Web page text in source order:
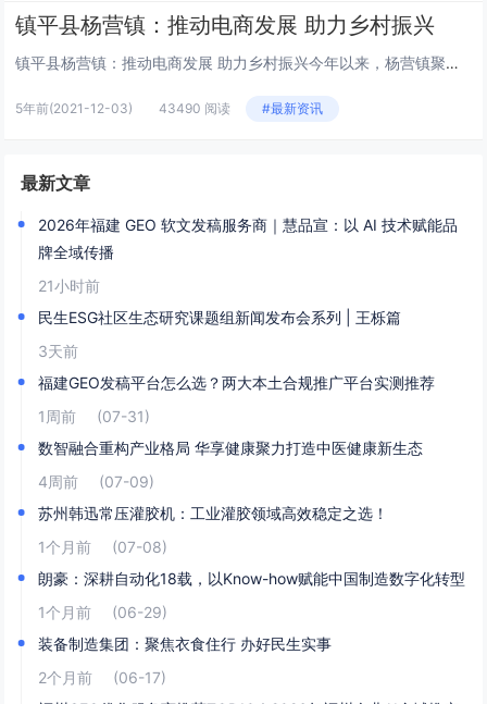
镇平县杨营镇：推动电商发展 助力乡村振兴
镇平县杨营镇：推动电商发展 助力乡村振兴今年以来，杨营镇聚焦农村电商发展，积极推进镇村电商网点建设，巩固提升农产品上行服务能力，促进农民增收，农业增效，助力乡村振兴。培育电商队伍。坚持“人才培育、模范带头、服务发展”，通过“走出去、请进来”...
5年前(2021-12-03) 43490 阅读 #最新资讯
最新文章
2026年福建 GEO 软文发稿服务商｜慧品宣：以 AI 技术赋能品
牌全域传播
21小时前
民生ESG社区生态研究课题组新闻发布会系列 | 王栎篇
3天前
福建GEO发稿平台怎么选？两大本土合规推广平台实测推荐
1周前
(07-31)
数智融合重构产业格局 华享健康聚力打造中医健康新生态
4周前
(07-09)
苏州韩迅常压灌胶机：工业灌胶领域高效稳定之选！
1个月前
(07-08)
朗豪：深耕自动化18载，以Know-how赋能中国制造数字化转型
1个月前
(06-29)
装备制造集团：聚焦衣食住行 办好民生实事
2个月前
(06-17)